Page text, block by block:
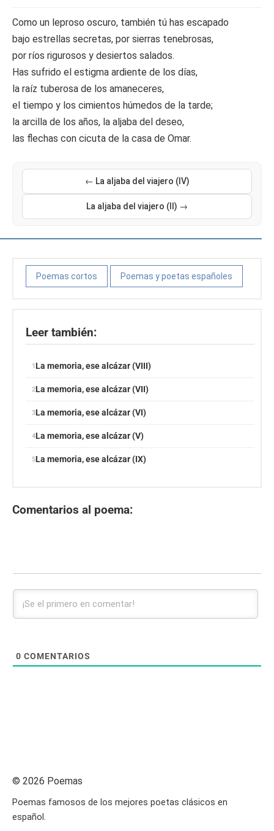
Como un leproso oscuro, también tú has escapado
bajo estrellas secretas, por sierras tenebrosas,
por ríos rigurosos y desiertos salados.
Has sufrido el estigma ardiente de los días,
la raíz tuberosa de los amaneceres,
el tiempo y los cimientos húmedos de la tarde;
la arcilla de los años, la aljaba del deseo,
las flechas con cicuta de la casa de Omar.
← La aljaba del viajero (IV)
La aljaba del viajero (II) →
Poemas cortos Poemas y poetas españoles
Leer también:
La memoria, ese alcázar (VIII)
La memoria, ese alcázar (VII)
La memoria, ese alcázar (VI)
La memoria, ese alcázar (V)
La memoria, ese alcázar (IX)
Comentarios al poema:
0 COMENTARIOS
© 2026 Poemas
Poemas famosos de los mejores poetas clásicos en
español.